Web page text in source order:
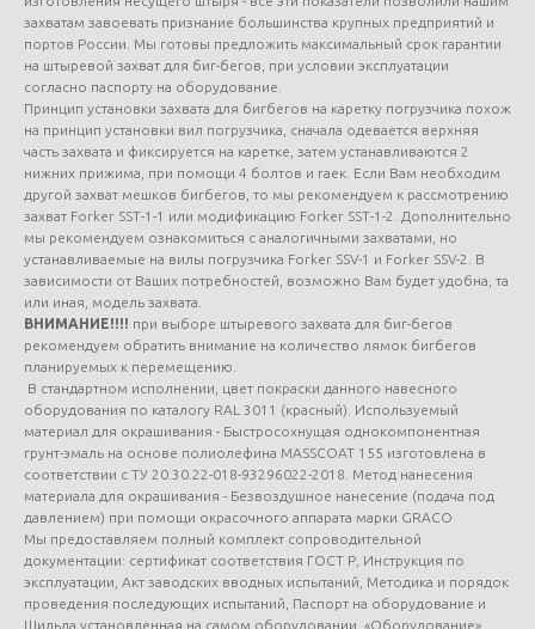
захватам завоевать признание большинства крупных предприятий и
портов России. Мы готовы предложить максимальный срок гарантии
на штыревой захват для биг-бегов, при условии эксплуатации
согласно паспорту на оборудование.
Принцип установки захвата для бигбегов на каретку погрузчика похож
на принцип установки вил погрузчика, сначала одевается верхняя
часть захвата и фиксируется на каретке, затем устанавливаются 2
нижних прижима, при помощи 4 болтов и гаек. Если Вам необходим
другой захват мешков бигбегов, то мы рекомендуем к рассмотрению
захват Forker SST-1-1 или модификацию Forker SST-1-2. Дополнительно
мы рекомендуем ознакомиться с аналогичными захватами, но
устанавливаемые на вилы погрузчика Forker SSV-1 и Forker SSV-2. В
зависимости от Ваших потребностей, возможно Вам будет удобна, та
или иная, модель захвата.
ВНИМАНИЕ!!!! при выборе штыревого захвата для биг-бегов
рекомендуем обратить внимание на количество лямок бигбегов
планируемых к перемещению.
В стандартном исполнении, цвет покраски данного навесного
оборудования по каталогу RAL 3011 (красный). Используемый
материал для окрашивания - Быстросохнущая однокомпонентная
грунт-эмаль на основе полиолефина MASSCOAT 155 изготовлена в
соответствии с ТУ 20.30.22-018-93296022-2018. Метод нанесения
материала для окрашивания - Безвоздушное нанесение (подача под
давлением) при помощи окрасочного аппарата марки GRACO
Мы предоставляем полный комплект сопроводительной
документации: сертификат соответствия ГОСТ Р, Инструкция по
эксплуатации, Акт заводских вводных испытаний, Методика и порядок
проведения последующих испытаний, Паспорт на оборудование и
Шильда установленная на самом оборудовании. «Оборудование»